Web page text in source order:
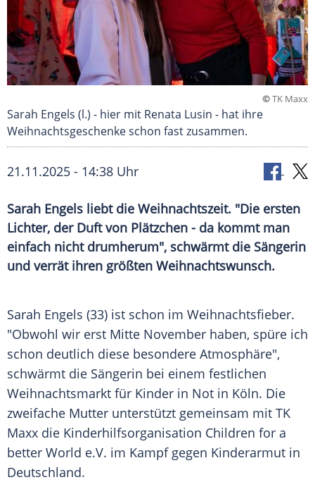
©TK Maxx
Sarah Engels (l.) - hier mit Renata Lusin - hat ihre
Weihnachtsgeschenke schon fast zusammen.
21.11.2025 - 14:38 Uhr
Sarah Engels liebt die Weihnachtszeit. "Die ersten
Lichter, der Duft von Plätzchen - da kommt man
einfach nicht drumherum", schwärmt die Sängerin
und verrät ihren größten Weihnachtswunsch.
Sarah Engels (33) ist schon im Weihnachtsfieber.
"Obwohl wir erst Mitte November haben, spüre ich
schon deutlich diese besondere Atmosphäre",
schwärmt die Sängerin bei einem festlichen
Weihnachtsmarkt für Kinder in Not in Köln. Die
zweifache Mutter unterstützt gemeinsam mit TK
Maxx die Kinderhilfsorganisation Children for a
better World e.V. im Kampf gegen Kinderarmut in
Deutschland.